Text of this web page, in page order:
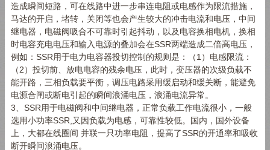
造成瞬间短路，可在线路中进一步串连电阻或电感作为限流措施，
马达的开启，堵转，关闭等也会产生较大的冲击电流和电压，中间
继电器，电磁阀吸合不可靠时引起抖动，以及电容换相电机，换相
时电容充电电压和输入电源的叠加会在SSR两端造成二倍高电压，
例如： SSR用于电力电容器投切控制的规则是：（1 ）电感限流：
（2）投切前、放电电容的残余电压，此时，变压器的次级负载不
能开路，三相负载要平衡，调压电路采用缓启动和缓关断，能避免
电源合闸或断电引起的瞬间浪涌电压，浪涌电流异常。
3
SSR用于电磁阀和中间继电器，正常负载工作电流很小，一般
选用小功率SSR, 又因负载为电感，可靠性较低。国内，国外设备
上，大都在线圈间 并联一只功率电阻，提高了SSR的开通率和吸收
断开瞬间浪涌电压。